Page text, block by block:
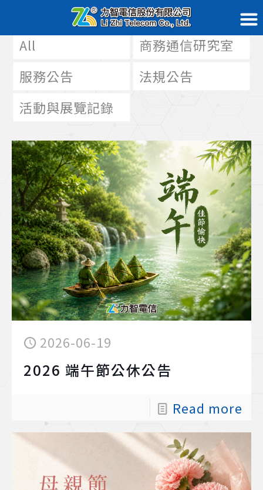
All
商務通信研究室
服務公告
法規公告
活動與展覽記錄
2026-06-19
2026 端午節公休公告
Read more